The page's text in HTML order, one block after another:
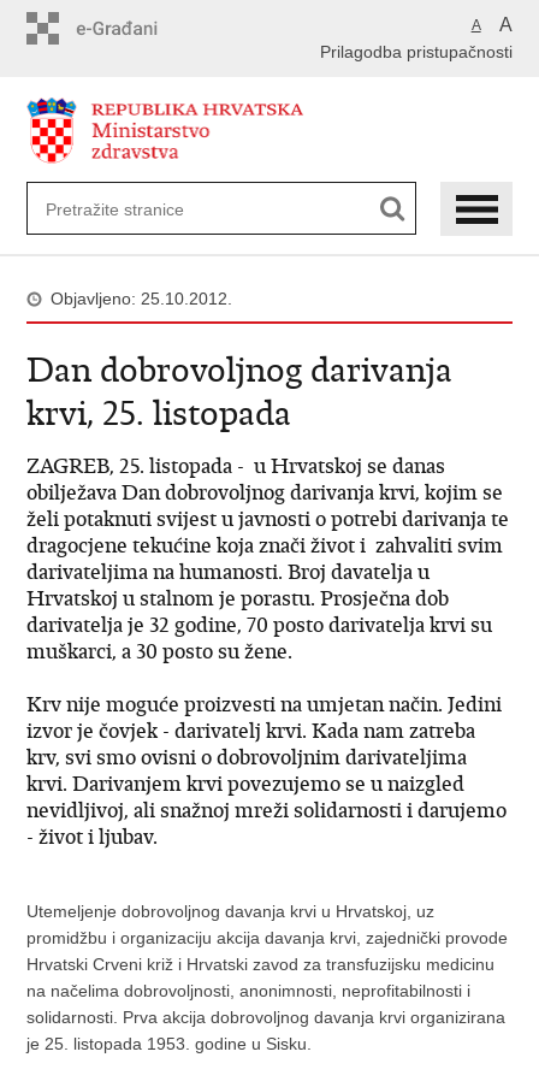
A A
Prilagodba pristupačnosti
Objavljeno: 25.10.2012.
Dan dobrovoljnog darivanja
krvi, 25. listopada
ZAGREB, 25. listopada - u Hrvatskoj se danas
obilježava Dan dobrovoljnog darivanja krvi, kojim se
želi potaknuti svijest u javnosti o potrebi darivanja te
dragocjene tekućine koja znači život i zahvaliti svim
darivateljima na humanosti. Broj davatelja u
Hrvatskoj u stalnom je porastu. Prosječna dob
darivatelja je 32 godine, 70 posto darivatelja krvi su
muškarci, a 30 posto su žene.
Krv nije moguće proizvesti na umjetan način. Jedini
izvor je čovjek - darivatelj krvi. Kada nam zatreba
krv, svi smo ovisni o dobrovoljnim darivateljima
krvi. Darivanjem krvi povezujemo se u naizgled
nevidljivoj, ali snažnoj mreži solidarnosti i darujemo
- život i ljubav.
Utemeljenje dobrovoljnog davanja krvi u Hrvatskoj, uz
promidžbu i organizaciju akcija davanja krvi, zajednički provode
Hrvatski Crveni križ i Hrvatski zavod za transfuzijsku medicinu
na načelima dobrovoljnosti, anonimnosti, neprofitabilnosti i
solidarnosti. Prva akcija dobrovoljnog davanja krvi organizirana
je 25. listopada 1953. godine u Sisku.